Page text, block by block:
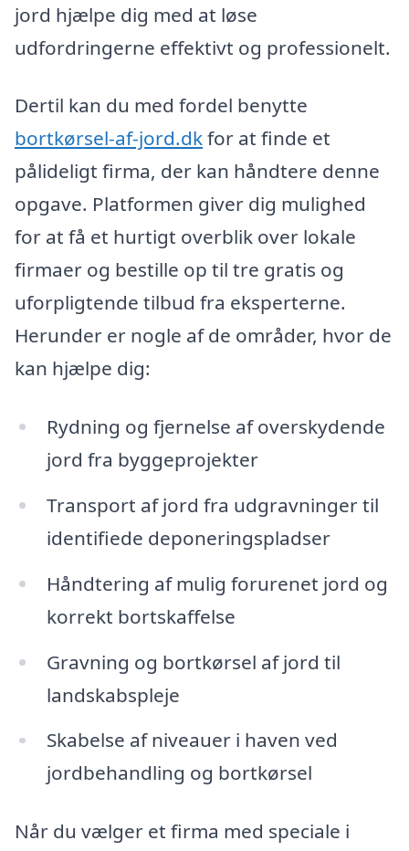
jord hjælpe dig med at løse
udfordringerne effektivt og professionelt.
Dertil kan du med fordel benytte
bortkørsel-af-jord.dkfor at finde et
pålideligt firma, der kan håndtere denne
opgave. Platformen giver dig mulighed
for at få et hurtigt overblik over lokale
firmaer og bestille op til tre gratis og
uforpligtende tilbud fra eksperterne.
Herunder er nogle af de områder, hvor de
kan hjælpe dig:
Rydning og fjernelse af overskydende
jord fra byggeprojekter
Transport af jord fra udgravninger til
identifiede deponeringspladser
Håndtering af mulig forurenet jord og
korrekt bortskaffelse
Gravning og bortkørsel af jord til
landskabspleje
Skabelse af niveauer i haven ved
jordbehandling og bortkørsel
Når du vælger et firma med speciale i